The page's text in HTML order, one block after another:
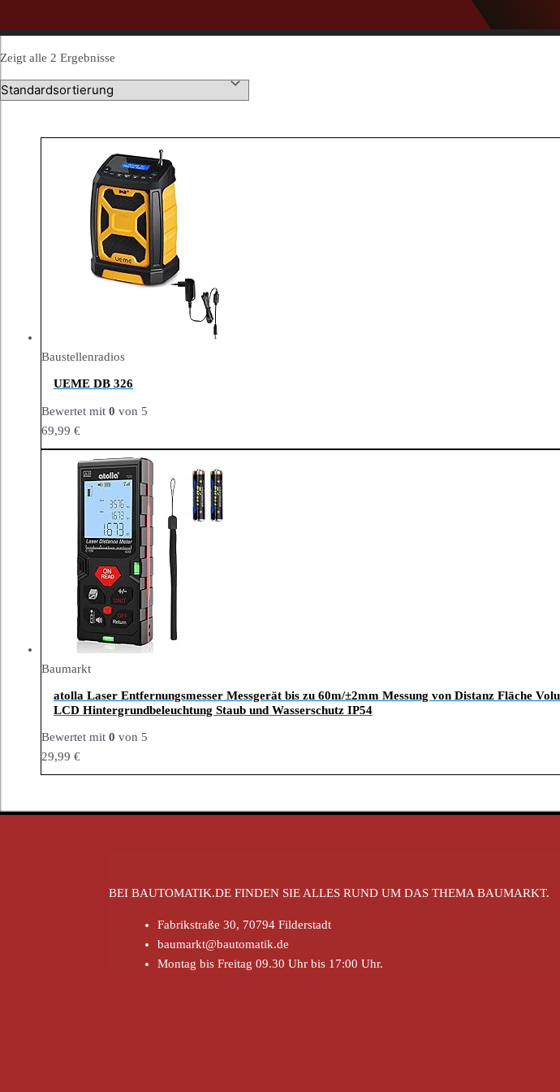
Zeigt alle 2 Ergebnisse
Baustellenradios
UEME DB 326
Bewertet mit 0 von 5
69,99 €
Baumarkt
atolla Laser Entfernungsmesser Messgerät bis zu 60m/±2mm Messung von Distanz Fläche
LCD Hintergrundbeleuchtung Staub und Wasserschutz IP54
Bewertet mit 0 von 5
29,99 €
BEI BAUTOMATIK.DE FINDEN SIE ALLES RUND UM DAS THEMA BAUMARKT.
Fabrikstraße 30, 70794 Filderstadt
baumarkt@bautomatik.de
Montag bis Freitag 09.30 Uhr bis 17:00 Uhr.